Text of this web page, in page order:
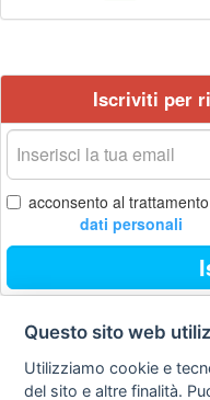
Iscriviti per
La
tua
email
acconsento al
dati personali
Contatti
Questo sito web
Utilizziamo cookie e
del sito e altre finalità.